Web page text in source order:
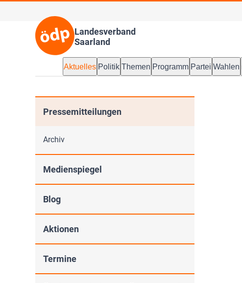
Landesverband
Saarland
Aktuelles Politik Themen Programm Partei Wahlen
Pressemitteilungen
Archiv
Medienspiegel
Blog
Aktionen
Termine